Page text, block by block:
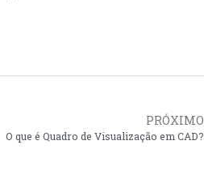
PRÓXIMO
O que é Quadro de Visualização em CAD?